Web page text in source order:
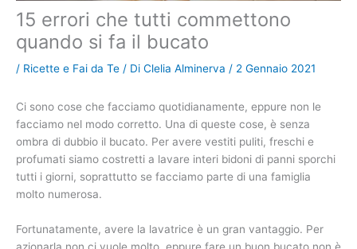
15 errori che tutti commettono
quando si fa il bucato
/ Ricette e Fai da Te / Di Clelia Alminerva / 2 Gennaio 2021
Ci sono cose che facciamo quotidianamente, eppure non le
facciamo nel modo corretto. Una di queste cose, è senza
ombra di dubbio il bucato. Per avere vestiti puliti, freschi e
profumati siamo costretti a lavare interi bidoni di panni sporchi
tutti i giorni, soprattutto se facciamo parte di una famiglia
molto numerosa.
Fortunatamente, avere la lavatrice è un gran vantaggio. Per
azionarla non ci vuole molto, eppure fare un buon bucato non è